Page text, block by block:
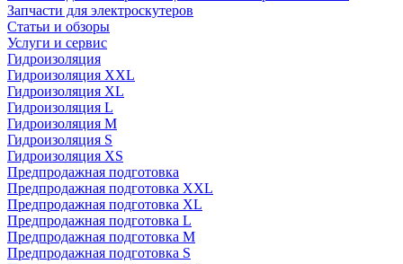
Запчасти для электроскутеров
Статьи и обзоры
Услуги и сервис
Гидроизоляция
Гидроизоляция XXL
Гидроизоляция XL
Гидроизоляция L
Гидроизоляция M
Гидроизоляция S
Гидроизоляция XS
Предпродажная подготовка
Предпродажная подготовка XXL
Предпродажная подготовка XL
Предпродажная подготовка L
Предпродажная подготовка M
Предпродажная подготовка S